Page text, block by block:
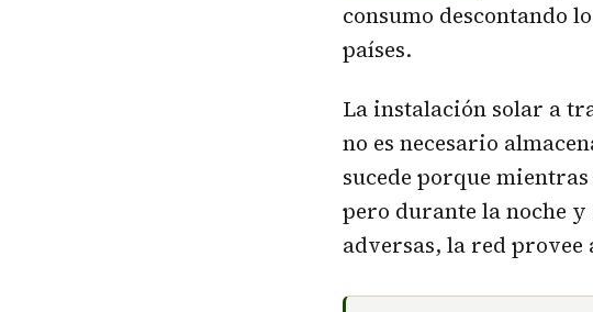
consumo descontando
países.
La instalación solar a
no es necesario
sucede porque
pero durante la noche
adversas, la red